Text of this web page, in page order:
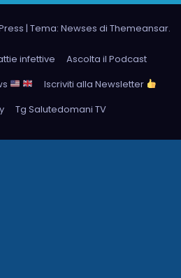
| Tema: Newses di Themeansar.
infettive
Ascolta il Podcast
Iscriviti alla Newsletter
Tg Salutedomani TV